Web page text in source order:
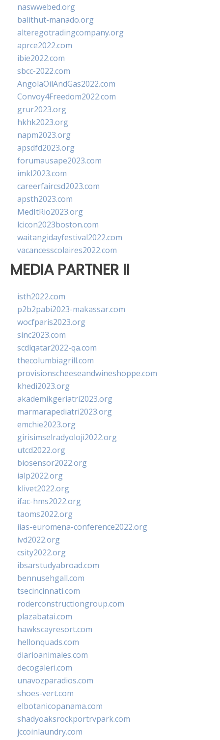
naswwebed.org
balithut-manado.org
alteregotradingcompany.org
aprce2022.com
ibie2022.com
sbcc-2022.com
AngolaOilAndGas2022.com
Convoy4Freedom2022.com
grur2023.org
hkhk2023.org
napm2023.org
apsdfd2023.org
forumausape2023.com
imkl2023.com
careerfaircsd2023.com
apsth2023.com
MedItRio2023.org
lcicon2023boston.com
waitangidayfestival2022.com
vacancesscolaires2022.com
MEDIA PARTNER II
isth2022.com
p2b2pabi2023-makassar.com
wocfparis2023.org
sinc2023.com
scdlqatar2022-qa.com
thecolumbiagrill.com
provisionscheeseandwineshoppe.com
khedi2023.org
akademikgeriatri2023.org
marmarapediatri2023.org
emchie2023.org
girisimselradyoloji2022.org
utcd2022.org
biosensor2022.org
ialp2022.org
klivet2022.org
ifac-hms2022.org
taoms2022.org
iias-euromena-conference2022.org
ivd2022.org
csity2022.org
ibsarstudyabroad.com
bennusehgall.com
tsecincinnati.com
roderconstructiongroup.com
plazabatai.com
hawkscayresort.com
hellonquads.com
diarioanimales.com
decogaleri.com
unavozparadios.com
shoes-vert.com
elbotanicopanama.com
shadyoaksrockportrvpark.com
jccoinlaundry.com